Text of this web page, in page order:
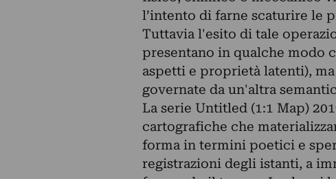
l’intento di farne scaturire le
Tuttavia l'esito di tale
presentano in qualche modo
aspetti e proprietà latenti),
governate da un'altra
La serie Untitled (1:1 Map)
cartografiche che
forma in termini poetici e
registrazioni degli istanti, a